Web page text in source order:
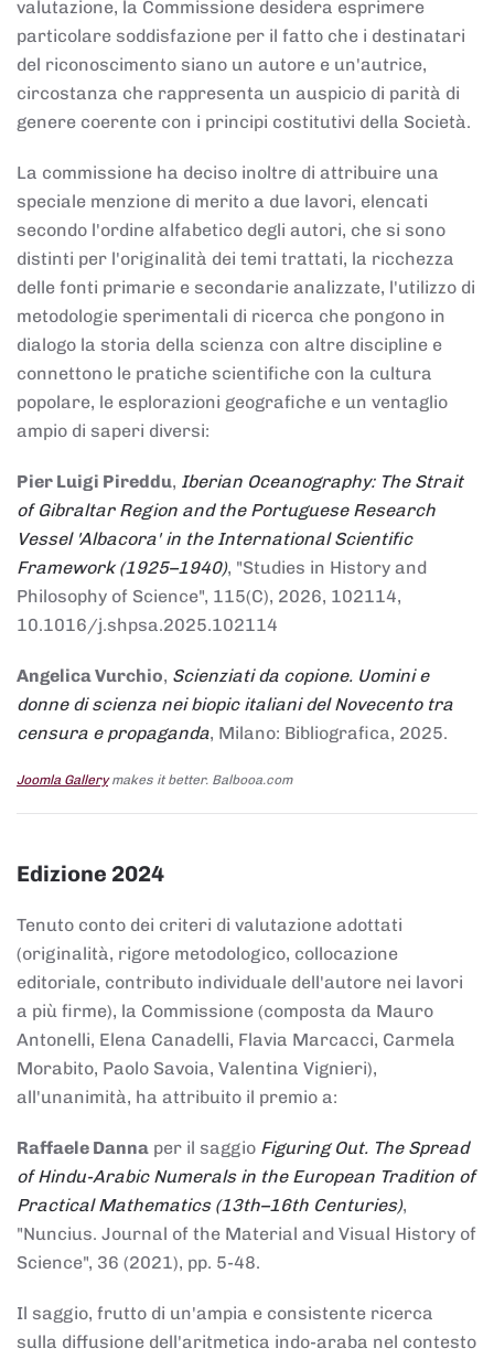
valutazione, la Commissione desidera esprimere
particolare soddisfazione per il fatto che i destinatari
del riconoscimento siano un autore e un'autrice,
circostanza che rappresenta un auspicio di parità di
genere coerente con i principi costitutivi della Società.
La commissione ha deciso inoltre di attribuire una
speciale menzione di merito a due lavori, elencati
secondo l'ordine alfabetico degli autori, che si sono
distinti per l'originalità dei temi trattati, la ricchezza
delle fonti primarie e secondarie analizzate, l'utilizzo di
metodologie sperimentali di ricerca che pongono in
dialogo la storia della scienza con altre discipline e
connettono le pratiche scientifiche con la cultura
popolare, le esplorazioni geografiche e un ventaglio
ampio di saperi diversi:
Pier Luigi Pireddu, Iberian Oceanography: The Strait
of Gibraltar Region and the Portuguese Research
Vessel 'Albacora' in the International Scientific
Framework (1925–1940), "Studies in History and
Philosophy of Science", 115(C), 2026, 102114,
10.1016/j.shpsa.2025.102114
Angelica Vurchio, Scienziati da copione. Uomini e
donne di scienza nei biopic italiani del Novecento tra
censura e propaganda, Milano: Bibliografica, 2025.
Joomla Gallerymakes it better. Balbooa.com
Edizione 2024
Tenuto conto dei criteri di valutazione adottati
(originalità, rigore metodologico, collocazione
editoriale, contributo individuale dell'autore nei lavori
a più firme), la Commissione (composta da Mauro
Antonelli, Elena Canadelli, Flavia Marcacci, Carmela
Morabito, Paolo Savoia, Valentina Vignieri),
all'unanimità, ha attribuito il premio a:
Raffaele Danna per il saggio Figuring Out. The Spread
of Hindu-Arabic Numerals in the European Tradition of
Practical Mathematics (13th–16th Centuries),
"Nuncius. Journal of the Material and Visual History of
Science", 36 (2021), pp. 5-48.
Il saggio, frutto di un'ampia e consistente ricerca
sulla diffusione dell'aritmetica indo-araba nel contesto